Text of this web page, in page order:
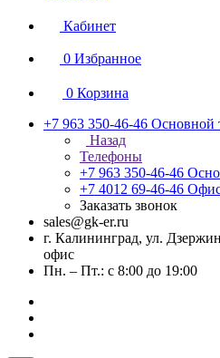
Кабинет
0 Избранное
0 Корзина
+7 963 350-46-46 Основной
Назад
Телефоны
+7 963 350-46-46
+7 4012 69-46-46
Заказать звонок
sales@gk-er.ru
г. Калининград, ул.
офис
Пн. – Пт.: с 8:00 до 19:00